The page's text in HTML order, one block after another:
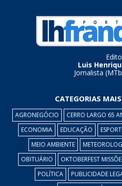
Luis
Jornalista
CATEGORIAS
AGRONEGÓCIO CERRO LARGO 65
ECONOMIA
EDUCAÇÃO
MEIO AMBIENTE
OBITUÁRIO
OKTOBERFEST
POLÍTICA
PUBLICIDADE